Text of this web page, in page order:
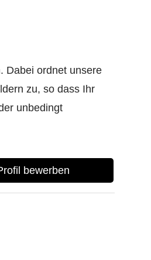
Dabei ordnet unsere
zu, so dass Ihr
unbedingt
bewerben